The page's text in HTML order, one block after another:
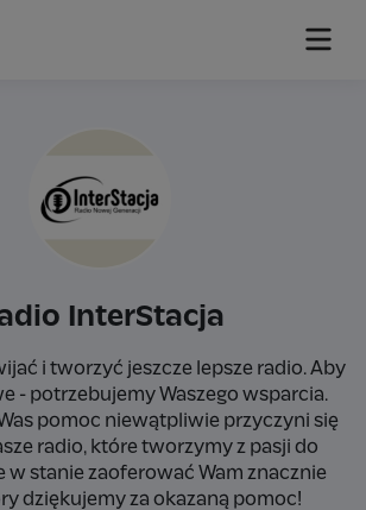
InterStacja
i tworzyć jeszcze lepsze radio. Aby
- potrzebujemy Waszego wsparcia.
pomoc niewątpliwie przyczyni się
radio, które tworzymy z pasji do
w stanie zaoferować Wam znacznie
dziękujemy za okazaną pomoc!